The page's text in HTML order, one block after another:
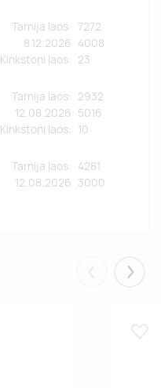
Tarnija laos:
8.12.2026
Kinkstoni laos:
7272
4008
23
Tarnija laos:
12.08.2026
Kinkstoni laos:
2932
5016
10
Tarnija laos:
12.08.2026
4281
3000
Eelmised